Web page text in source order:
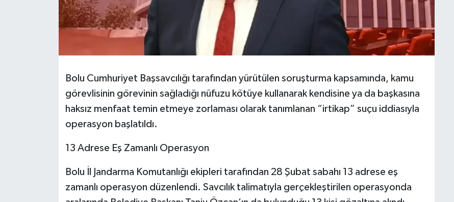
Bolu Cumhuriyet Başsavcılığı tarafından yürütülen soruşturma kapsamında, kamu
görevlisinin görevinin sağladığı nüfuzu kötüye kullanarak kendisine ya da başkasına
haksız menfaat temin etmeye zorlaması olarak tanımlanan “irtikap” suçu iddiasıyla
operasyon başlatıldı.
13 Adrese Eş Zamanlı Operasyon
Bolu İl Jandarma Komutanlığı ekipleri tarafından 28 Şubat sabahı 13 adrese eş
zamanlı operasyon düzenlendi. Savcılık talimatıyla gerçekleştirilen operasyonda